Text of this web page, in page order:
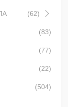
(62)
(83)
(77)
(22)
(504)